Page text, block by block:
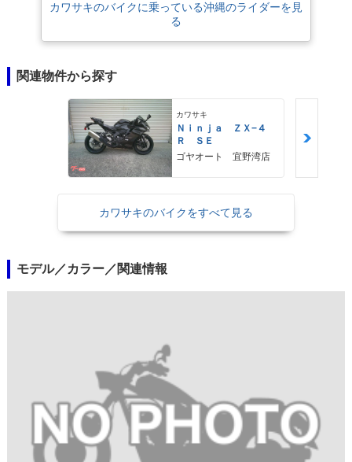
カワサキのバイクに乗っている沖縄のライダーを見
る
関連物件から探す
カワサキ
Ｎｉｎｊａ ＺＸ−４
Ｒ ＳＥ
ゴヤオート 宜野湾店
カワサキのバイクをすべて見る
モデル／カラー／関連情報